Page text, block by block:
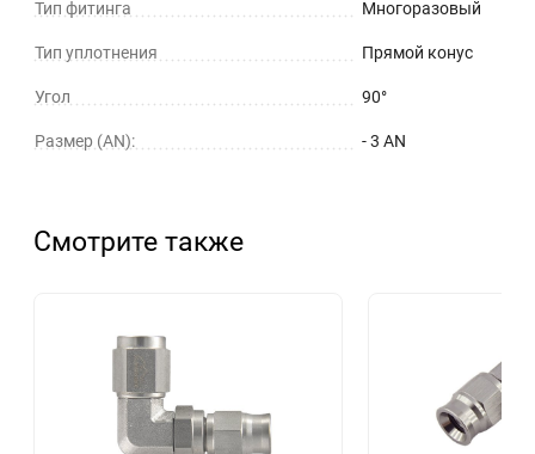
Тип фитинга Многоразовый
Тип уплотнения Прямой конус
Угол 90°
Размер (AN): - 3 AN
Смотрите также